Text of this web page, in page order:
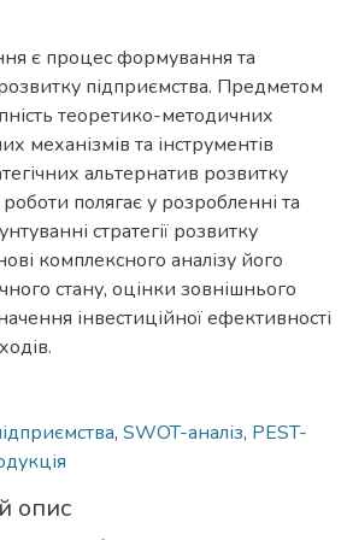
є процес формування та
розвитку підприємства. Предметом
теоретико-методичних
механізмів та інструментів
альтернатив розвитку
полягає у розробленні та
стратегії розвитку
комплексного аналізу його
стану, оцінки зовнішнього
інвестиційної ефективності
, SWOT-аналіз, PEST-
опис